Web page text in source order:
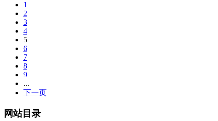
1
2
3
4
5
6
7
8
9
...
下一页
网站目录